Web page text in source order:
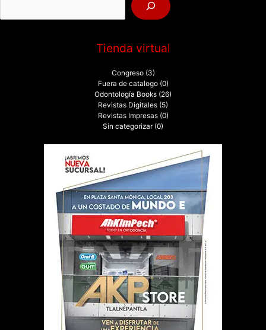
:
Tienda virtual
Congreso (3)
Fuera de catalogo (0)
Odontología Books (26)
Revistas Digitales (5)
Revistas Impresas (0)
Sin categorizar (0)